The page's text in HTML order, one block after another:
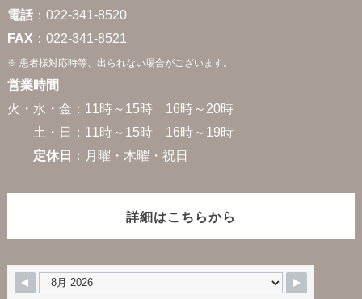
電話：022-341-8520
FAX ：022-341-8521
※ 患者様対応時等、出られない場合がございます。
営業時間
火・水・金：11時～15時 16時～20時
土・日：11時～15時 16時～19時
定休日
：月曜・木曜・祝日
詳細はこちらから